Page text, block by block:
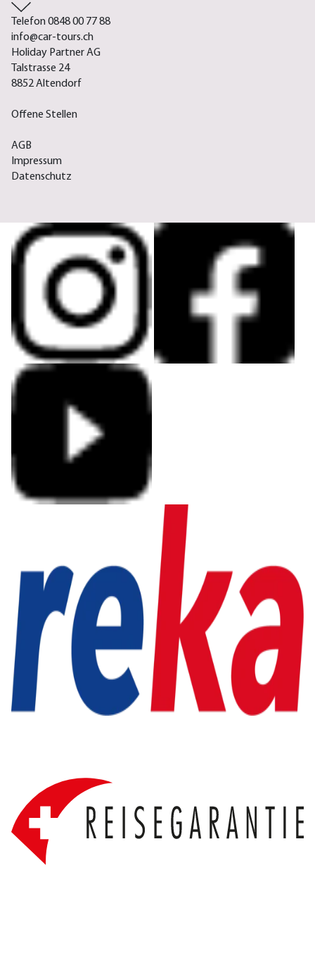
Telefon 0848 00 77 88
info@car-tours.ch
Holiday Partner AG
Talstrasse 24
8852 Altendorf
Offene Stellen
AGB
Impressum
Datenschutz